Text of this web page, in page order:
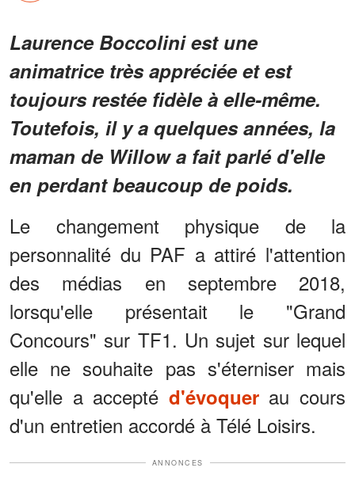
Laurence Boccolini est une
animatrice très appréciée et est
toujours restée fidèle à elle-même.
Toutefois, il y a quelques années, la
maman de Willow a fait parlé d'elle
en perdant beaucoup de poids.
Le changement physique de la
personnalité du PAF a attiré l'attention
des médias en septembre 2018,
lorsqu'elle présentait le "Grand
Concours" sur TF1. Un sujet sur lequel
elle ne souhaite pas s'éterniser mais
qu'elle a accepté d'évoquerau cours
d'un entretien accordé à Télé Loisirs.
ANNONCES